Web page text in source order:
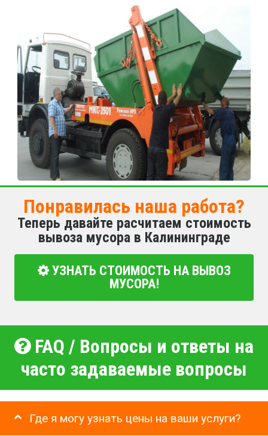
Понравилась наша работа?
Теперь давайте расчитаем стоимость
вывоза мусора в Калининграде
УЗНАТЬ СТОИМОСТЬ НА ВЫВОЗ
МУСОРА!
FAQ / Вопросы и ответы на
часто задаваемые вопросы
Где я могу узнать цены на ваши услуги?